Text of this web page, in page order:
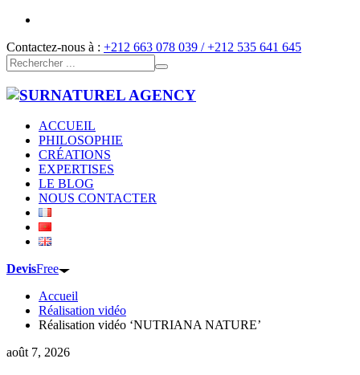
Contactez-nous à : +212 663 078 039 / +212 535 641 645
ACCUEIL
PHILOSOPHIE
CRÉATIONS
EXPERTISES
LE BLOG
NOUS CONTACTER
DevisFree
Accueil
Réalisation vidéo
Réalisation vidéo ‘NUTRIANA NATURE’
août 7, 2026